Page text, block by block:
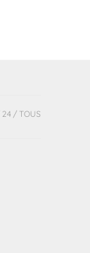
24 TOUS